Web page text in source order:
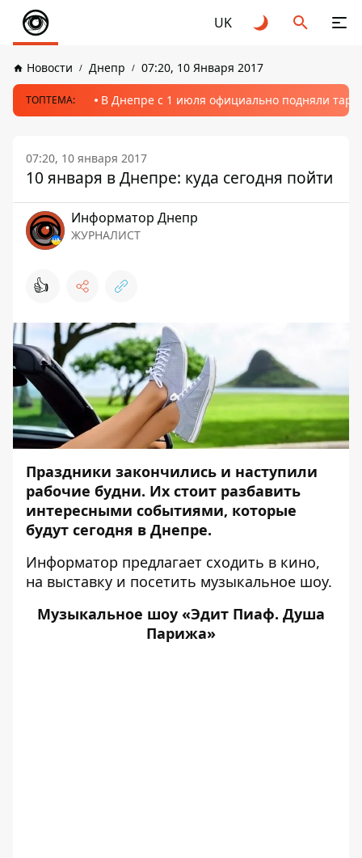
UK
Новости Днепр 07:20, 10 Января 2017
ТОПТЕМА: В Днепре с 1 июля официально подняли
07:20, 10 января 2017
10 января в Днепре: куда сегодня пойти
Информатор Днепр
ЖУРНАЛИСТ
👍
Праздники закончились и наступили
рабочие будни. Их стоит разбавить
интересными событиями, которые
будут сегодня в Днепре.
Информатор предлагает сходить в кино,
на выставку и посетить музыкальное шоу.
Музыкальное шоу «Эдит Пиаф. Душа
Парижа»